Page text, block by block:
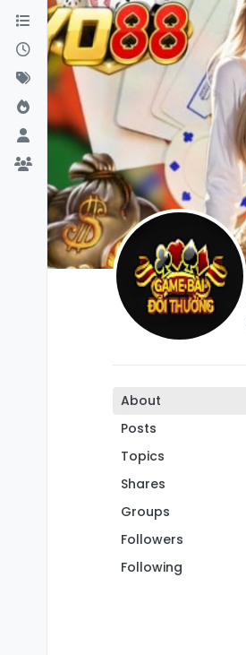
Skip to content
About
Posts
Topics
Shares
Groups
Followers
Following